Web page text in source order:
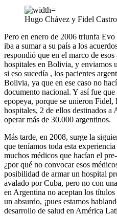
Hugo Chávez y Fidel
Pero en enero de 2006 triunfa
iba a sumar a su país a los
respondió que en el marco de
hospitales en Bolivia, y enviamos
si eso sucedía , los pacientes
Bolivia, ya que en ese caso no
documento nacional. Y así fue
epopeya, porque se unieron
hospitales, 2 de ellos destinados a
operar más de 30.000 argentinos.
Más tarde, en 2008, surge la
que teníamos toda esta
muchos médicos que hacían el
¿por qué no convocar esos
posibilidad de armar un hospital
avalado por Cuba, pero no con
en Argentina no aceptan los
un absurdo, ¡pues estamos
desarrollo de salud en América